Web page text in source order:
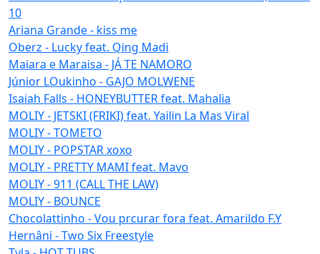
10
Ariana Grande - kiss me
Oberz - Lucky feat. Qing Madi
Maiara e Maraisa - JÁ TE NAMORO
Júnior LOukinho - GAJO MOLWENE
Isaiah Falls - HONEYBUTTER feat. Mahalia
MOLIY - JETSKI (FRIKI) feat. Yailin La Mas Viral
MOLIY - TOMETO
MOLIY - POPSTAR xoxo
MOLIY - PRETTY MAMI feat. Mavo
MOLIY - 911 (CALL THE LAW)
MOLIY - BOUNCE
Chocolattinho - Vou prcurar fora feat. Amarildo F.Y
Hernâni - Two Six Freestyle